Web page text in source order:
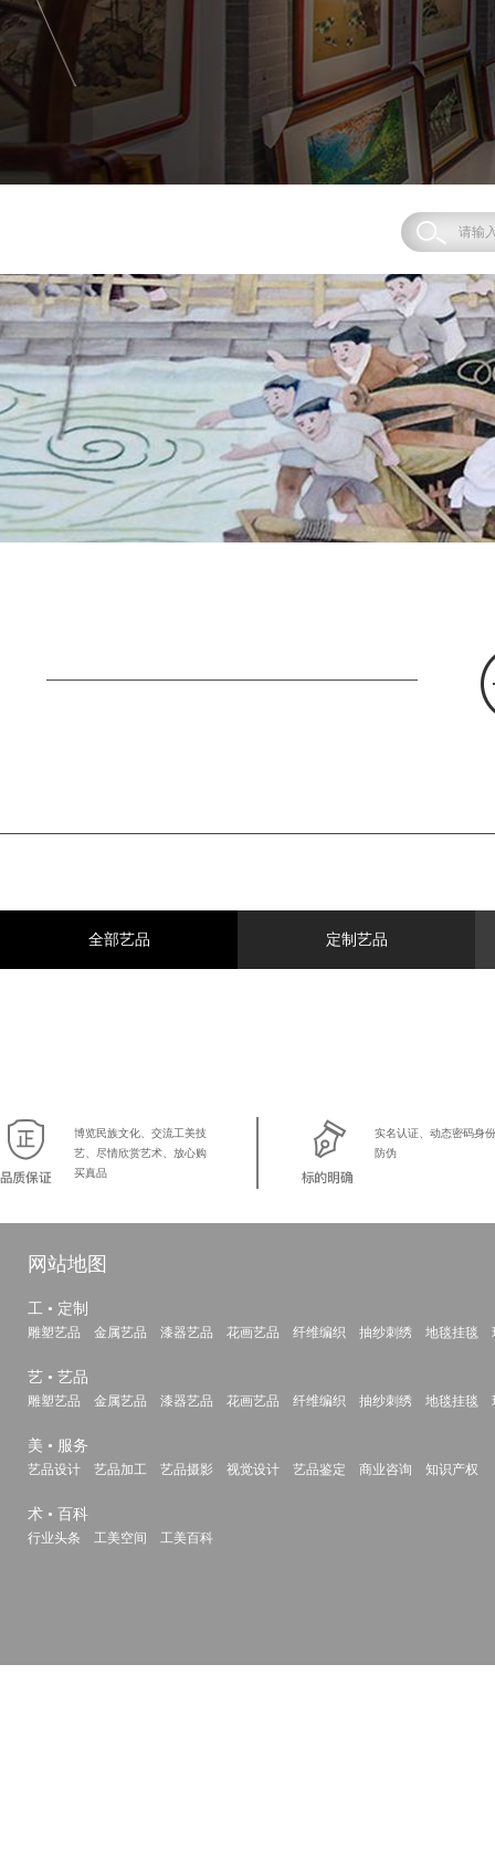
全部艺品 定制艺品
博览民族文化、交流工美技
艺、尽情欣赏艺术、放心购
买真品
实名认证、动态密码身
防伪
网站地图
工 • 定制
雕塑艺品 金属艺品 漆器艺品 花画艺品 纤维编织 抽纱刺绣 地毯挂毯
艺 • 艺品
雕塑艺品 金属艺品 漆器艺品 花画艺品 纤维编织 抽纱刺绣 地毯挂毯
美 • 服务
艺品设计 艺品加工 艺品摄影 视觉设计 艺品鉴定 商业咨询 知识产权
术 • 百科
行业头条 工美空间 工美百科